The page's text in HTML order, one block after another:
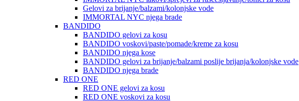
Gelovi za brijanje/balzami/kolonjske vode
IMMORTAL NYC njega brade
BANDIDO
BANDIDO gelovi za kosu
BANDIDO voskovi/paste/pomade/kreme za kosu
BANDIDO njega kose
BANDIDO gelovi za brijanje/balzami poslije brijanja/kolonjske vode
BANDIDO njega brade
RED ONE
RED ONE gelovi za kosu
RED ONE voskovi za kosu